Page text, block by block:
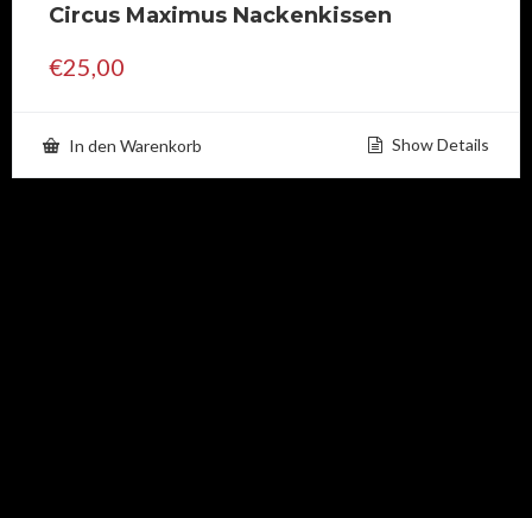
Circus Maximus Nackenkissen
€25,00
In den Warenkorb Show Details